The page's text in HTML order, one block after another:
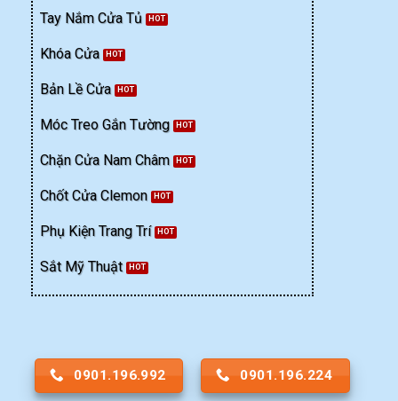
Tay Nắm Cửa Tủ
Khóa Cửa
Bản Lề Cửa
Móc Treo Gắn Tường
Chặn Cửa Nam Châm
Chốt Cửa Clemon
Phụ Kiện Trang Trí
Sắt Mỹ Thuật
0901.196.992 0901.196.224